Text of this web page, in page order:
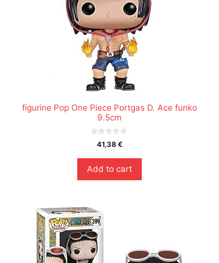
figurine Pop One Piece Portgas D. Ace funko
9.5cm
s
5
41,38 €
Add to cart